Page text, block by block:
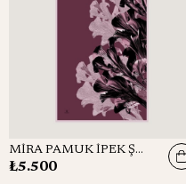
MİRA PAMUK İPEK ŞAL 70*190 CM - GÜL KURUSU
₺5.500